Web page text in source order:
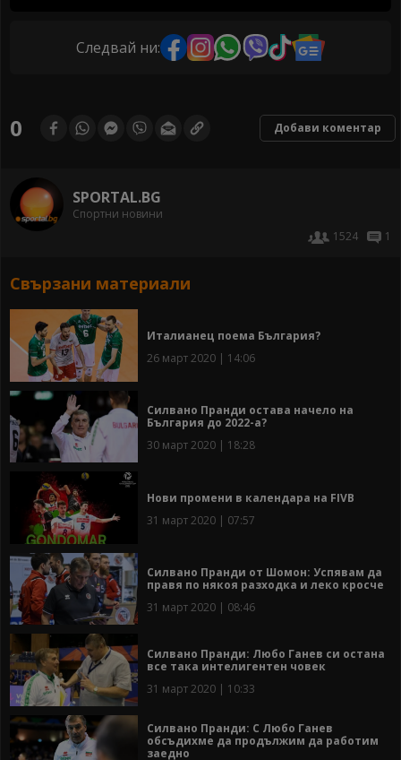
Следвай ни:
0 Добави коментар
SPORTAL.BG
Спортни новини
1524
1
Свързани материали
Италианец поема България?
26 март 2020 | 14:06
Силвано Пранди остава начело на
България до 2022-а?
30 март 2020 | 18:28
Нови промени в календара на FIVB
31 март 2020 | 07:57
Силвано Пранди от Шомон: Успявам да
правя по някоя разходка и леко кросче
31 март 2020 | 08:46
Силвано Пранди: Любо Ганев си остана
все така интелигентен човек
31 март 2020 | 10:33
Силвано Пранди: С Любо Ганев
обсъдихме да продължим да работим
заедно